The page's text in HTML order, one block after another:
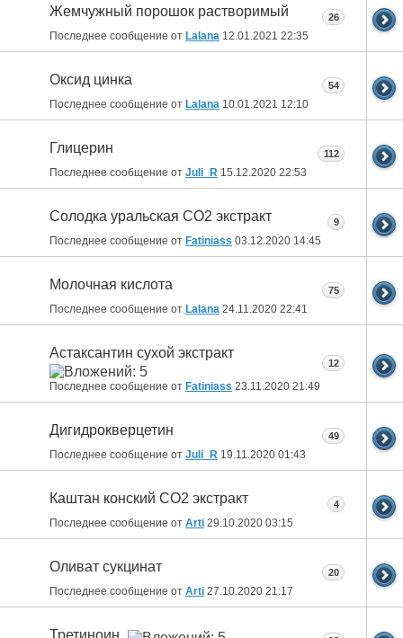
Жемчужный порошок растворимый
Последнее сообщение от Lalana 12.01.2021 22:35
26
Оксид цинка
Последнее сообщение от Lalana 10.01.2021 12:10
54
Глицерин
Последнее сообщение от Juli_R 15.12.2020 22:53
112
Солодка уральская СО2 экстракт
Последнее сообщение от Fatiniass 03.12.2020 14:45
9
Молочная кислота
Последнее сообщение от Lalana 24.11.2020 22:41
75
Астаксантин сухой экстракт
Последнее сообщение от Fatiniass 23.11.2020 21:49
12
Дигидрокверцетин
Последнее сообщение от Juli_R 19.11.2020 01:43
49
Каштан конский СО2 экстракт
Последнее сообщение от Arti 29.10.2020 03:15
4
Оливат сукцинат
Последнее сообщение от Arti 27.10.2020 21:17
20